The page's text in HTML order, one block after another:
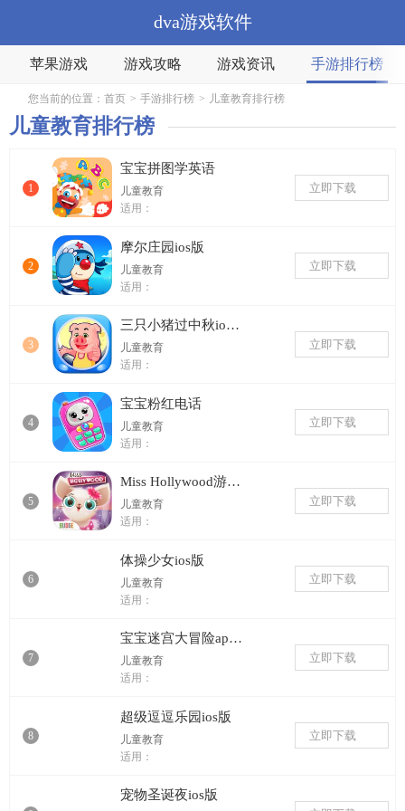
dva游戏软件
苹果游戏 游戏攻略 游戏资讯 手游排行榜
您当前的位置： 首页 > 手游排行榜 > 儿童教育排行榜
儿童教育排行榜
1
宝宝拼图学英语
儿童教育
适用：
立即下载
2
摩尔庄园ios版
儿童教育
适用：
立即下载
3
三只小猪过中秋ios版
儿童教育
适用：
立即下载
4
宝宝粉红电话
儿童教育
适用：
立即下载
5
Miss Hollywood游戏ios版
儿童教育
适用：
立即下载
6
体操少女ios版
儿童教育
适用：
立即下载
7
宝宝迷宫大冒险appios版
儿童教育
适用：
立即下载
8
超级逗逗乐园ios版
儿童教育
适用：
立即下载
宠物圣诞夜ios版